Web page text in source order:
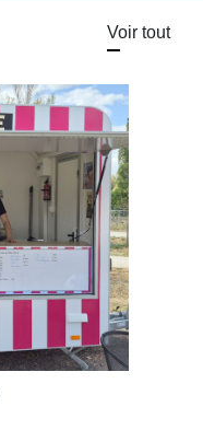
Voir tout